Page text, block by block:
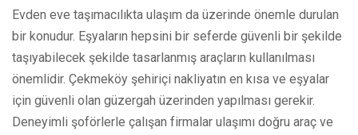
Evden eve taşımacılıkta ulaşım da üzerinde önemle durulan
bir konudur. Eşyaların hepsini bir seferde güvenli bir şekilde
taşıyabilecek şekilde tasarlanmış araçların kullanılması
önemlidir. Çekmeköy şehiriçi nakliyatın en kısa ve eşyalar
için güvenli olan güzergah üzerinden yapılması gerekir.
Deneyimli şoförlerle çalışan firmalar ulaşımı doğru araç ve